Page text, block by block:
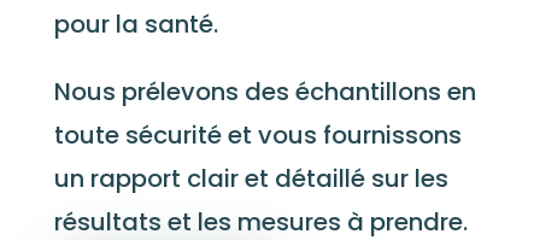
pour la santé.
Nous prélevons des échantillons en
toute sécurité et vous fournissons
un rapport clair et détaillé sur les
résultats et les mesures à prendre.